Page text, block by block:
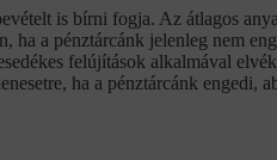
is bírni fogja. Az átlagos
ha a pénztárcánk jelenleg nem
felújítások alkalmával
ha a pénztárcánk engedi,